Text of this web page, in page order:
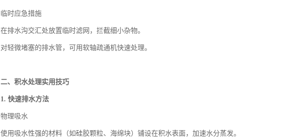
临时应急措施
在排水沟交汇处放置临时滤网，拦截细小杂物。
对轻微堵塞的排水管，可用软轴疏通机快速处理。
二、积水处理实用技巧
1. 快速排水方法
物理吸水
使用吸水性强的材料（如硅胶颗粒、海绵块）铺设在积水表面，加速水分蒸发。